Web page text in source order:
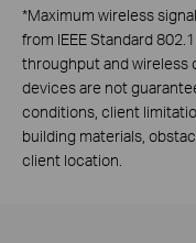
*Maximum wireless
from IEEE Standard
throughput and wireless
devices are not
conditions, client
building materials,
client location.